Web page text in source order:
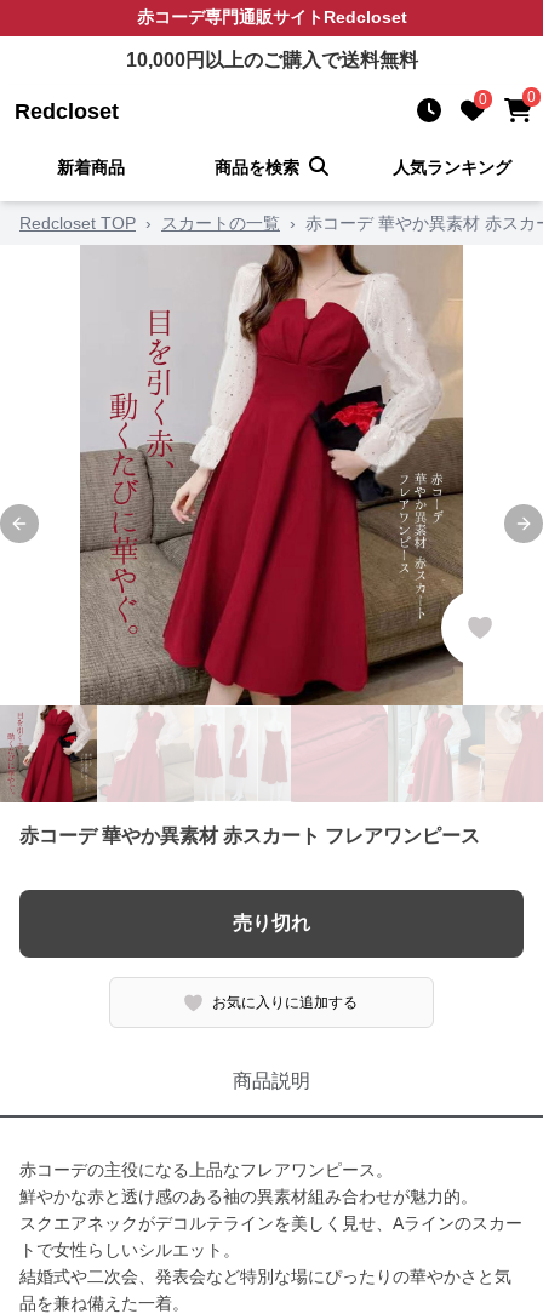
赤コーデ専門通販サイトRedcloset
10,000円以上のご購入で送料無料
Redcloset 0 0
新着商品 商品を検索 人気ランキング
Redcloset TOP › スカートの一覧 › 赤コーデ 華やか異素材 赤スカ
Previous slide
赤コーデ 華やか異素材 赤スカート フレアワンピース
売り切れ
お気に入りに追加する
商品説明
赤コーデの主役になる上品なフレアワンピース。
鮮やかな赤と透け感のある袖の異素材組み合わせが魅力的。
スクエアネックがデコルテラインを美しく見せ、Aラインのスカー
トで女性らしいシルエット。
結婚式や二次会、発表会など特別な場にぴったりの華やかさと気
品を兼ね備えた一着。